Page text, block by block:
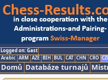
Logged on: Gast
Arabic ARM AZE BIH BUL CAT CHN CRO
Domů Databáze turnajů